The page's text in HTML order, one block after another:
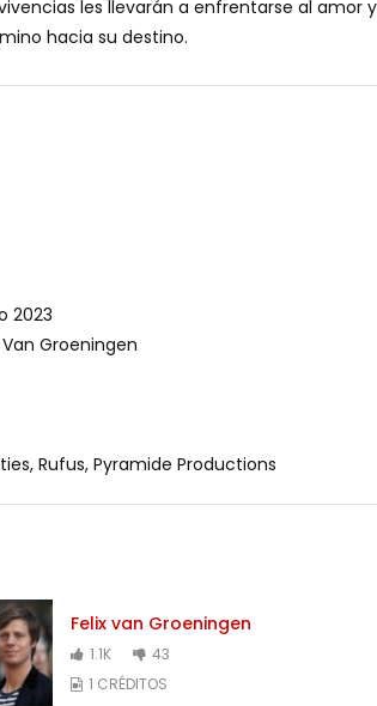
les llevarán a enfrentarse al amor
hacia su destino.
2023
Groeningen
Rufus, Pyramide Productions
Felix van Groeningen
1.1K
43
1 CRÉDITOS